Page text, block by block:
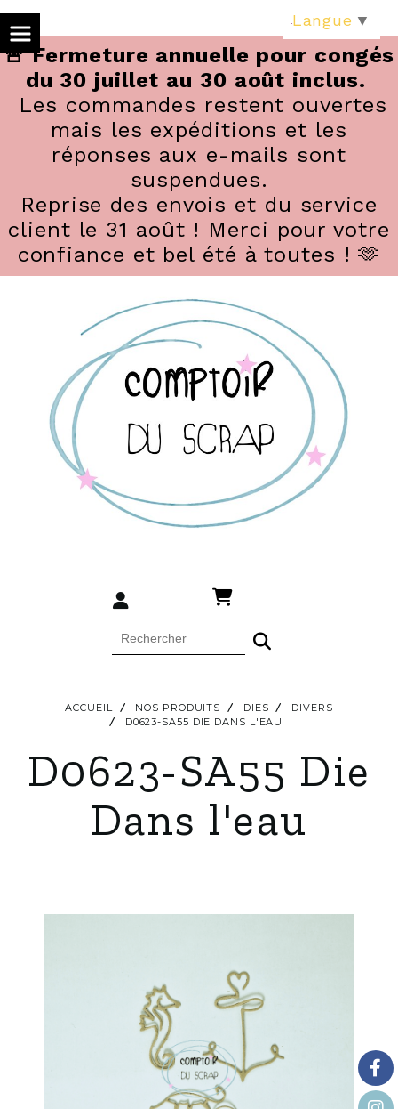
🚨 Fermeture annuelle pour congés
du 30 juillet au 30 août inclus.
Les commandes restent ouvertes
mais les expéditions et les
réponses aux e-mails sont
suspendues.
Reprise des envois et du service
client le 31 août ! Merci pour votre
confiance et bel été à toutes ! 🫶
ACCUEIL NOS PRODUITS DIES
DIVERS
D0623-SA55 DIE DANS L'EAU
D0623-SA55 Die
Dans l'eau
Langue ▼